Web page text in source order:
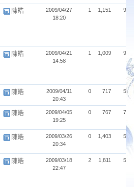
陳皓
2009/04/27
18:20
1 1,151 9
陳皓
2009/04/21
14:58
1 1,009 9
陳皓
2009/04/11
20:43
0 717 5
陳皓
2009/04/05
19:25
0 767 7
陳皓
2009/03/26
20:34
0 1,403 5
陳皓
2009/03/18
22:47
2 1,811 5